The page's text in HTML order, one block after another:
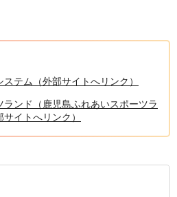
テム（外部サイトへリンク）
ンド（鹿児島ふれあいスポーツラ
イトへリンク）